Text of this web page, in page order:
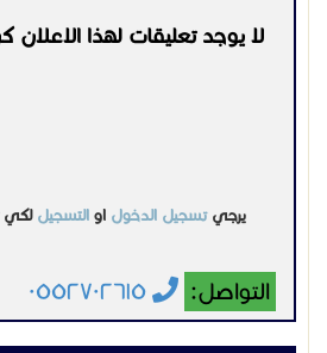
لا يوجد تعليقات لهذا
يرجيتسجيل الدخول او التسجيل لكي
التواصل: ٠٥٥٢٧٠٢٦١٥